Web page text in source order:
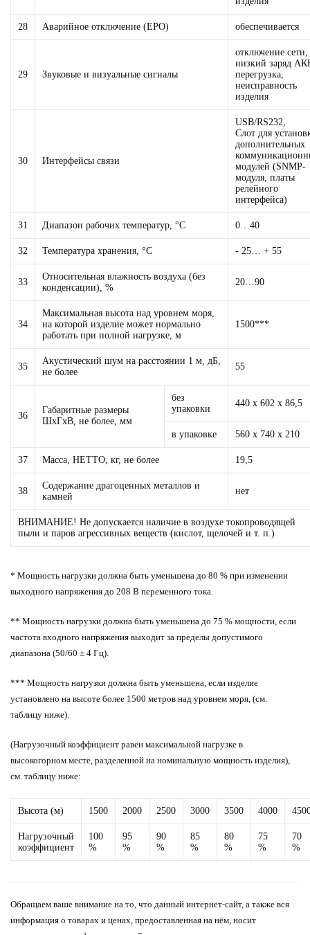
28 Аварийное отключение (EPO) обеспечивается
29 Звуковые и визуальные сигналы
отключение сети,
низкий заряд
перегрузка,
неисправность
изделия
30 Интерфейсы связи
USB/RS232,
Слот для
дополнительных
модулей (SNMP-
модуля, платы
релейного
интерфейса)
31 Диапазон рабочих температур, °С 0…40
32 Температура хранения, °С - 25… + 55
33
Относительная влажность воздуха (без
конденсации), %
20…90
34
Максимальная высота над уровнем моря,
на которой изделие может нормально
работать при полной нагрузке, м
1500***
35
Акустический шум на расстоянии 1 м, дБ,
не более
55
36
Габаритные размеры
ШхГхВ, не более, мм
без
упаковки
440 х 602 х 86,5
в упаковке 560 х 740 х 210
37 Масса, НЕТТО, кг, не более 19,5
38
Содержание драгоценных металлов и
камней
нет
ВНИМАНИЕ! Не допускается наличие в воздухе токопроводящей
пыли и паров агрессивных веществ (кислот, щелочей и т. п.)
* Мощность нагрузки должна быть уменьшена до 80 % при изменении
выходного напряжения до 208 В переменного тока.
** Мощность нагрузки должна быть уменьшена до 75 % мощности, если
частота входного напряжения выходит за пределы допустимого
диапазона (50/60 ± 4 Гц).
*** Мощность нагрузки должна быть уменьшена, если изделие
установлено на высоте более 1500 метров над уровнем моря, (см.
таблицу ниже).
(Нагрузочный коэффициент равен максимальной нагрузке в
высокогорном месте, разделенной на номинальную мощность изделия),
см. таблицу ниже:
Высота (м) 1500 2000 2500 3000 3500 4000
Нагрузочный
коэффициент
100
%
95
%
90
%
85
%
80
%
75
%
70
%
Обращаем ваше внимание на то, что данный интернет-сайт, а также вся
информация о товарах и ценах, предоставленная на нём, носит